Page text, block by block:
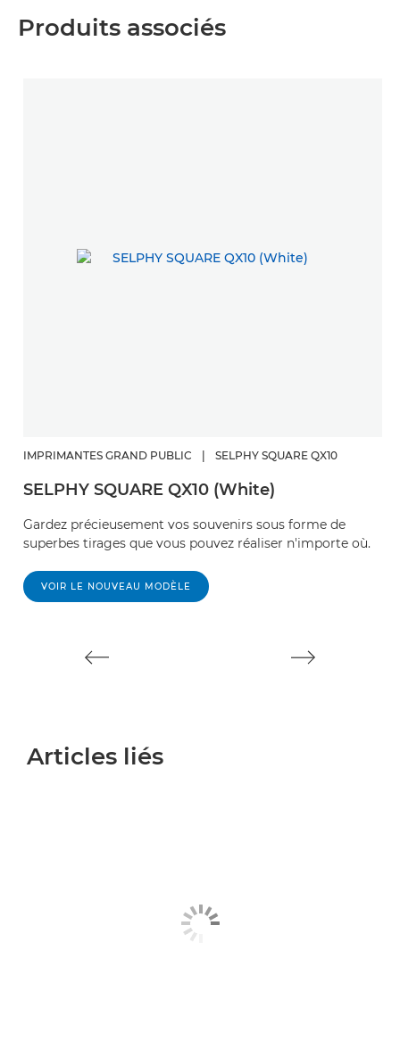
Produits associés
IMPRIMANTES GRAND PUBLIC SELPHY SQUARE QX10
SELPHY SQUARE QX10 (White)
Gardez précieusement vos souvenirs sous forme de
superbes tirages que vous pouvez réaliser n'importe où.
VOIR LE NOUVEAU MODÈLE
Articles liés